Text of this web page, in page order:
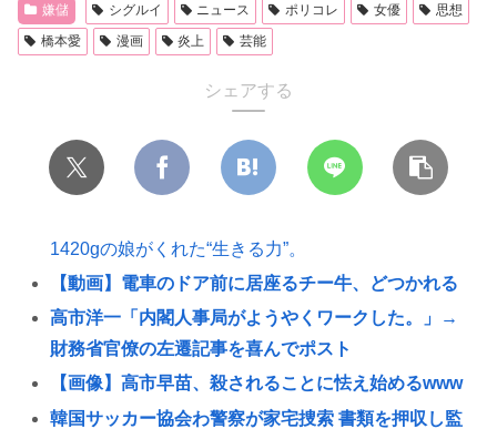
嫌儲 シグルイ ニュース ポリコレ 女優
思想
橋本愛
漫画 炎上 芸能
シェアする
1420gの娘がくれた“生きる力”。
【動画】電車のドア前に居座るチー牛、どつかれる
高市洋一「内閣人事局がようやくワークした。」→
財務省官僚の左遷記事を喜んでポスト
【画像】高市早苗、殺されることに怯え始めるwww
韓国サッカー協会わ警察が家宅捜索 書類を押収し監